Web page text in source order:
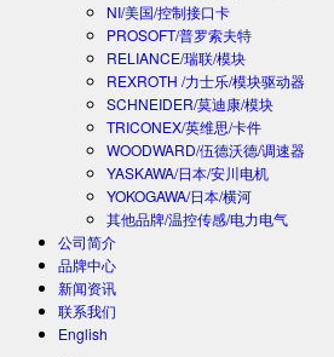
NI/美国/控制接口卡
PROSOFT/普罗索夫特
RELIANCE/瑞联/模块
REXROTH /力士乐/模块驱动器
SCHNEIDER/莫迪康/模块
TRICONEX/英维思/卡件
WOODWARD/伍德沃德/调速器
YASKAWA/日本/安川电机
YOKOGAWA/日本/横河
其他品牌/温控传感/电力电气
公司简介
品牌中心
新闻资讯
联系我们
English